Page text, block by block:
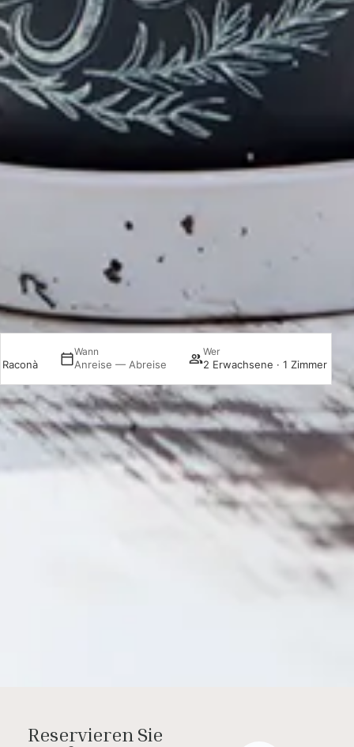
Wann
Anreise — Abreise
Wer
2 Erwachsene · 1 Zimmer
Reservieren Sie